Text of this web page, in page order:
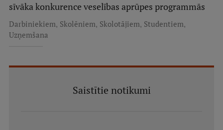
Starptautiskā sadarbība
Starptautiskie sadarbības partneri
sīvāka konkurence veselības aprūpes programmās
Darbiniekiem, Skolēniem, Skolotājiem, Studentiem,
Uzņemšana
Saistītie notikumi